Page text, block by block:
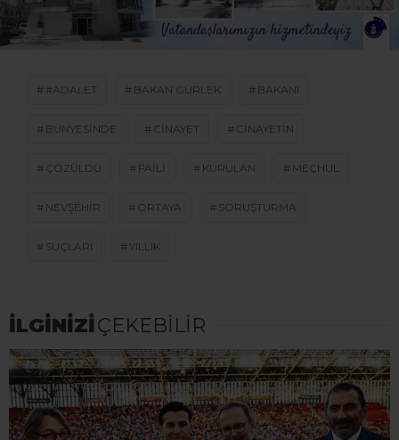
#ADALET BAKAN GÜRLEK BAKANI
BÜNYESINDE CINAYET CINAYETIN
ÇÖZÜLDÜ FAILI KURULAN MEÇHUL
NEVŞEHIR ORTAYA SORUŞTURMA
SUÇLARI YILLIK
İLGİNİZİÇEKEBİLİR